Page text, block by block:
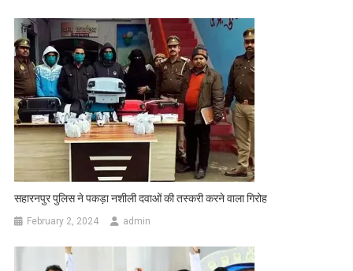
सहारनपुर पुलिस ने पकड़ा नशीली दवाओं की तस्‍करी करने वाला गिरोह
February 2, 2024 admin